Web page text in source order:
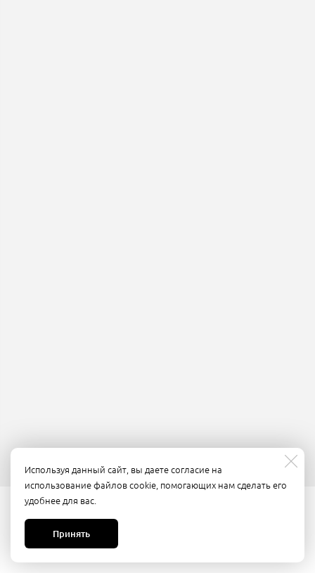
Используя данный сайт, вы даете согласие на
использование файлов cookie, помогающих нам сделать его
удобнее для вас.
Принять